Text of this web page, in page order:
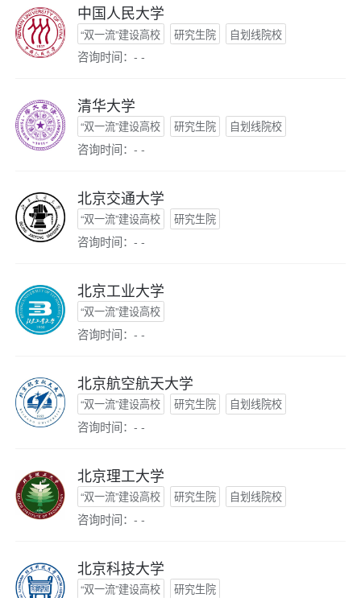
中国人民大学
“双一流”建设高校 研究生院 自划线院校
咨询时间：- -
清华大学
“双一流”建设高校 研究生院 自划线院校
咨询时间：- -
北京交通大学
“双一流”建设高校 研究生院
咨询时间：- -
北京工业大学
“双一流”建设高校
咨询时间：- -
北京航空航天大学
“双一流”建设高校 研究生院 自划线院校
咨询时间：- -
北京理工大学
“双一流”建设高校 研究生院 自划线院校
咨询时间：- -
北京科技大学
“双一流”建设高校 研究生院